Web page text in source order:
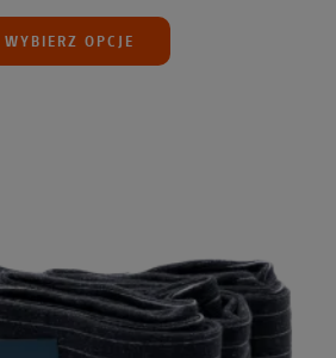
WYBIERZ OPCJE